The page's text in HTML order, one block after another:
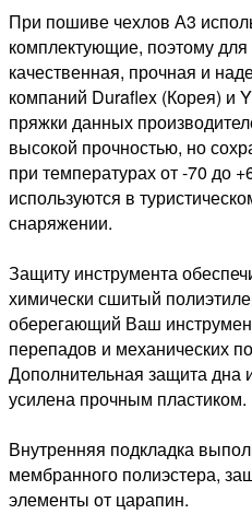
При пошиве чехлов А3
комплектующие, поэтому
качественная, прочная и
компаний Duraflex (Корея) и
пряжки данных
высокой прочностью, но
при температурах от -70 до
используются в
снаряжении.
Защиту инструмента
химически сшитый
оберегающий Ваш
перепадов и механических
Дополнительная защита дна
усилена прочным пластиком.
Внутренняя подкладка
мембранного полиэстера,
элементы от царапин.